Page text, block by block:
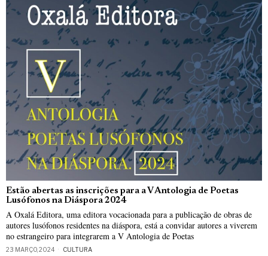
Estão abertas as inscrições para a V Antologia de Poetas
Lusófonos na Diáspora 2024
A Oxalá Editora, uma editora vocacionada para a publicação de obras de
autores lusófonos residentes na diáspora, está a convidar autores a viverem
no estrangeiro para integrarem a V Antologia de Poetas
23 MARÇO, 2024 CULTURA